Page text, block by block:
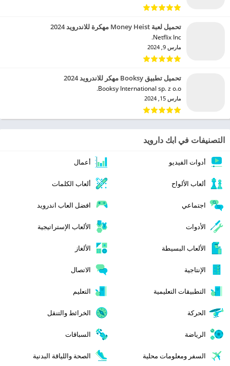
تحميل لعبة Money Heist مهكرة للاندرويد 2024
Netflix Inc.‏
مارس 9, 2024
تحميل تطبيق Booksy مهكر للاندرويد 2024
Booksy International sp. z o.o.‏
مارس 15, 2024
التصنيفات في ابك دارويد
أدوات الفيديو أعمال
ألعاب الألواح ألعاب الكلمات
اجتماعي افضل العاب اندرويد
الأدوات الألعاب الإستراتيجية
الألعاب البسيطة الألغاز
الإنتاجية الاتصال
التطبيقات التعليمية التعليم
الحركة الخرائط والتنقل
الرياضة السباقات
السفر ومعلومات محلية الصحة واللياقة البدنية